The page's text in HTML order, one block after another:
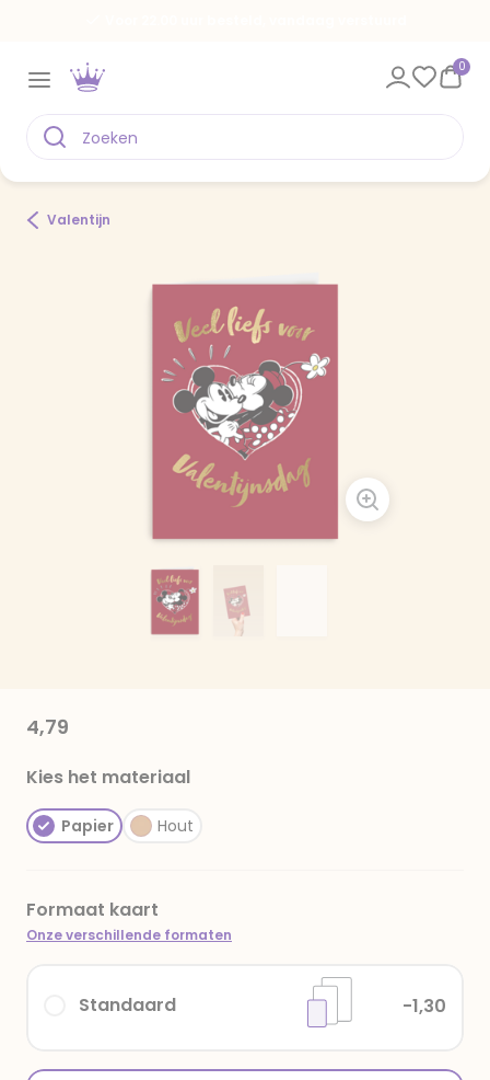
0
Valentijn
4,79
Kies het materiaal
Papier Hout
Formaat kaart
Onze verschillende formaten
Standaard -1,30